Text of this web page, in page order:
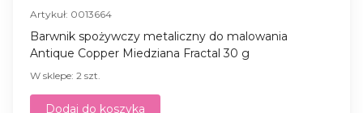
Artykuł: 0013664
Barwnik spożywczy metaliczny do malowania
Antique Copper Miedziana Fractal 30 g
W sklepe: 2 szt.
Dodaj do koszyka